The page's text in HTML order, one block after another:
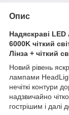
Опис
Надяскраві
6000K чіткий
Лінза + чіткий
Новий рівень
лампами
нечіткі контури
надзвичайно
гострішим і далі